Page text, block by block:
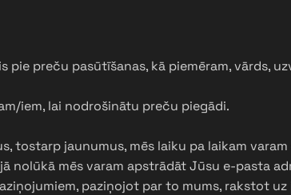
preču pasūtīšanas, kā piemēram, vārds,
iem, lai nodrošinātu preču piegādi.
tostarp jaunumus, mēs laiku pa laikam
nolūkā mēs varam apstrādāt Jūsu e-pasta
paziņojot par to mums, rakstot uz